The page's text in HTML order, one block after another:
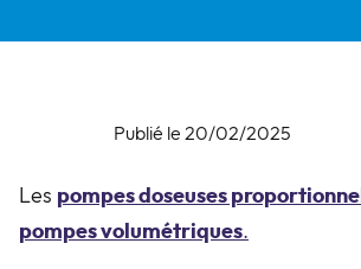
Publié le 20/02/2025
Les pompesdoseuses
pompes volumétriques.